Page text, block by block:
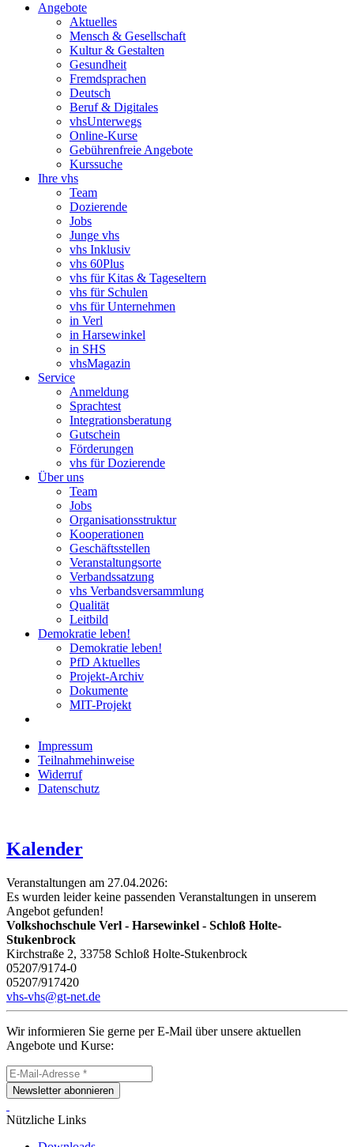
Angebote
Aktuelles
Mensch & Gesellschaft
Kultur & Gestalten
Gesundheit
Fremdsprachen
Deutsch
Beruf & Digitales
vhsUnterwegs
Online-Kurse
Gebührenfreie Angebote
Kurssuche
Ihre vhs
Team
Dozierende
Jobs
Junge vhs
vhs Inklusiv
vhs 60Plus
vhs für Kitas & Tageseltern
vhs für Schulen
vhs für Unternehmen
in Verl
in Harsewinkel
in SHS
vhsMagazin
Service
Anmeldung
Sprachtest
Integrationsberatung
Gutschein
Förderungen
vhs für Dozierende
Über uns
Team
Jobs
Organisationsstruktur
Kooperationen
Geschäftsstellen
Veranstaltungsorte
Verbandssatzung
vhs Verbandsversammlung
Qualität
Leitbild
Demokratie leben!
Demokratie leben!
PfD Aktuelles
Projekt-Archiv
Dokumente
MIT-Projekt
Impressum
Teilnahmehinweise
Widerruf
Datenschutz
Kalender
Veranstaltungen am 27.04.2026:
Es wurden leider keine passenden Veranstaltungen in unserem
Angebot gefunden!
Volkshochschule Verl - Harsewinkel - Schloß Holte-
Stukenbrock
Kirchstraße 2, 33758 Schloß Holte-Stukenbrock
05207/9174-0
05207/917420
vhs-vhs@gt-net.de
Wir informieren Sie gerne per E-Mail über unsere aktuellen
Angebote und Kurse:
Newsletter abonnieren
Nützliche Links